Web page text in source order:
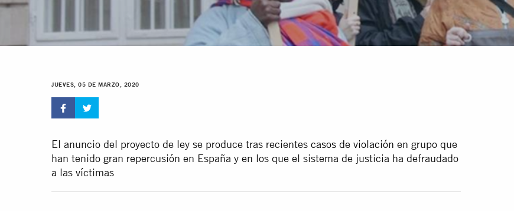
JUEVES, 05 DE MARZO, 2020
El anuncio del proyecto de ley se produce tras recientes casos de violación en grupo que
han tenido gran repercusión en España y en los que el sistema de justicia ha defraudado
a las víctimas